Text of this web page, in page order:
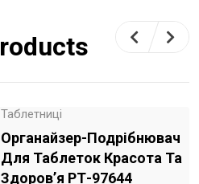
Таблетниці
Органайзер-Подрібнювач
Для Таблеток Красота Та
Здоров’я РТ-97644